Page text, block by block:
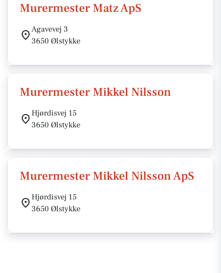
Murermester Matz ApS
Agavevej 3
3650 Ølstykke
Murermester Mikkel Nilsson
Hjørdisvej 15
3650 Ølstykke
Murermester Mikkel Nilsson ApS
Hjørdisvej 15
3650 Ølstykke